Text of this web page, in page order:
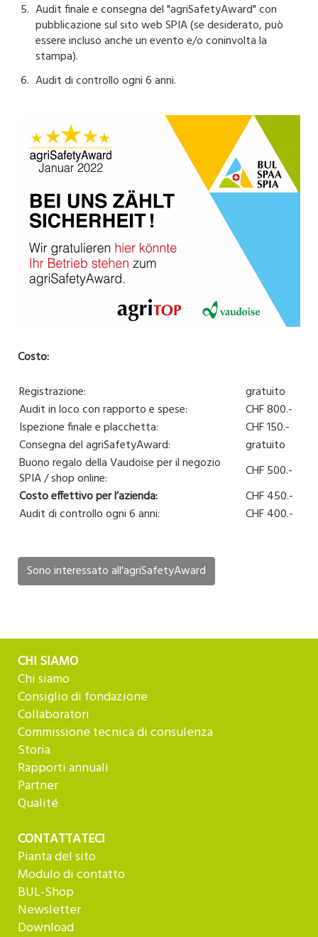
Audit finale e consegna del "agriSafetyAward" con
pubblicazione sul sito web SPIA (se desiderato, può
essere incluso anche un evento e/o coninvolta la
stampa).
Audit di controllo ogni 6 anni.
Costo:
Registrazione:
gratuito
Audit in loco con rapporto e spese:
CHF 800.-
Ispezione finale e placchetta:
CHF 150.-
Consegna del agriSafetyAward:
gratuito
Buono regalo della Vaudoise per il negozio
SPIA / shop online:
CHF 500.-
Costo effettivo per l’azienda:
CHF 450.-
Audit di controllo ogni 6 anni:
CHF 400.-
Sono interessato all'agriSafetyAward
CHI SIAMO
Chi siamo
Consiglio di fondazione
Collaboratori
Commissione tecnica di consulenza
Storia
Rapporti annuali
Partner
Qualité
CONTATTATECI
Pianta del sito
Modulo di contatto
BUL-Shop
Newsletter
Download